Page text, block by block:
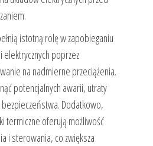
istotną rolę w zapobieganiu
elektrycznych poprzez
na nadmierne przeciążenia.
potencjalnych awarii, utraty
Dodatkowo,
termiczne oferują możliwość
i sterowania, co zwiększa